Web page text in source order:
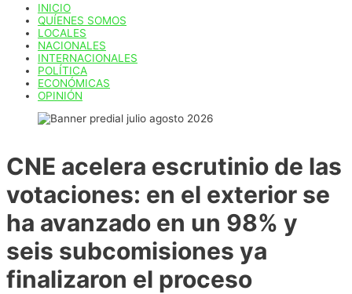
INICIO
QUÍENES SOMOS
LOCALES
NACIONALES
INTERNACIONALES
POLÍTICA
ECONÓMICAS
OPINIÓN
CNE acelera escrutinio de las
votaciones: en el exterior se
ha avanzado en un 98% y
seis subcomisiones ya
finalizaron el proceso